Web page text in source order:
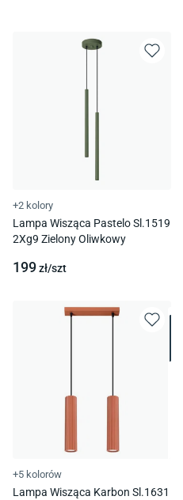
+2 kolory
Lampa Wisząca Pastelo Sl.1519
2Xg9 Zielony Oliwkowy
199zł/szt
+5 kolorów
Lampa Wisząca Karbon Sl.1631